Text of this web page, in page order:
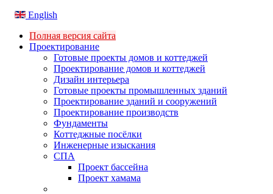
English
Полная версия сайта
Проектирование
Готовые проекты домов и коттеджей
Проектирование домов и коттеджей
Дизайн интерьера
Готовые проекты промышленных зданий
Проектирование зданий и сооружений
Проектирование производств
Фундаменты
Коттеджные посёлки
Инженерные изыскания
СПА
Проект бассейна
Проект хамама